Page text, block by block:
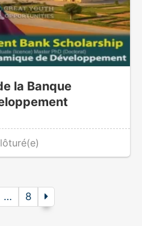
la Banque
… 8